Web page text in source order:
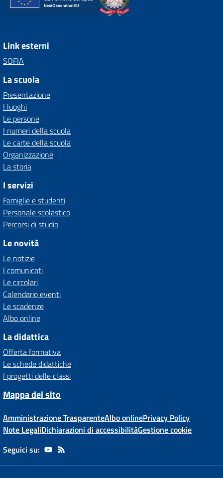
Link esterni
SOFIA
La scuola
Presentazione
I luoghi
Le persone
I numeri della scuola
Le carte della scuola
Organizzazione
La storia
I servizi
Famiglie e studenti
Personale scolastico
Percorsi di studio
Le novità
Le notizie
I comunicati
Le circolari
Calendario eventi
Le scadenze
Albo online
La didattica
Offerta formativa
Le schede didattiche
I progetti delle classi
Mappa del sito
Amministrazione TrasparenteAlbo onlinePrivacy Policy
Note LegaliDichiarazioni di accessibilitàGestione cookie
Seguici su: